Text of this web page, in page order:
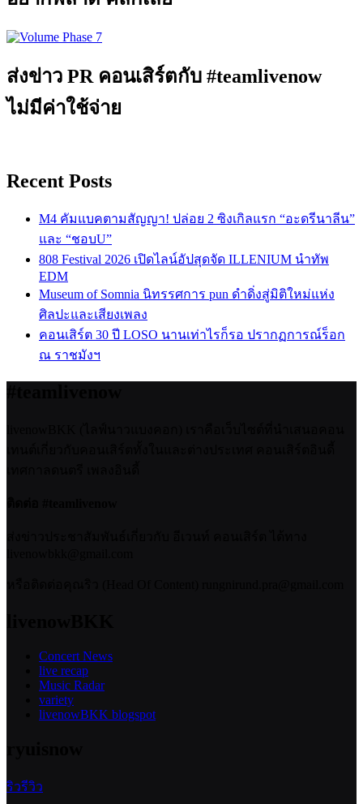
ส่งข่าว PR คอนเสิร์ตกับ #teamlivenow
ไม่มีค่าใช้จ่าย
Recent Posts
M4 คัมแบคตามสัญญา! ปล่อย 2 ซิงเกิลแรก “อะดรีนาลีน”
และ “ชอบU”
808 Festival 2026 เปิดไลน์อัปสุดจัด ILLENIUM นำทัพ
EDM
Museum of Somnia นิทรรศการ pun ดำดิ่งสู่มิติใหม่แห่ง
ศิลปะและเสียงเพลง
คอนเสิร์ต 30 ปี LOSO นานเท่าไรก็รอ ปรากฏการณ์ร็อก
ณ ราชมังฯ
Concert News
live recap
Music Radar
variety
livenowBKK blogspot
ริวรีวิว